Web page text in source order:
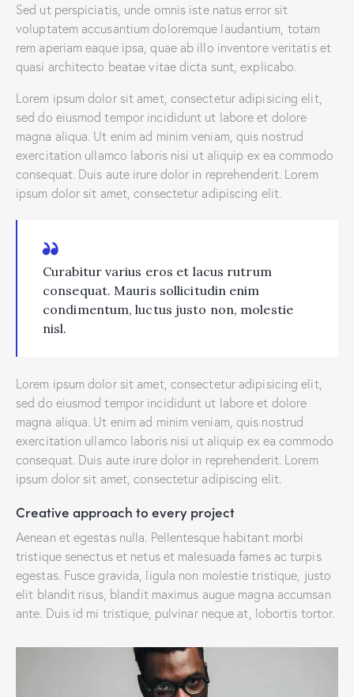
Sed ut perspiciatis, unde omnis iste natus error sit
voluptatem accusantium doloremque laudantium, totam
rem aperiam eaque ipsa, quae ab illo inventore veritatis et
quasi architecto beatae vitae dicta sunt, explicabo.
Lorem ipsum dolor sit amet, consectetur adipisicing elit,
sed do eiusmod tempor incididunt ut labore et dolore
magna aliqua. Ut enim ad minim veniam, quis nostrud
exercitation ullamco laboris nisi ut aliquip ex ea commodo
consequat. Duis aute irure dolor in reprehenderit. Lorem
ipsum dolor sit amet, consectetur adipiscing elit.
Curabitur varius eros et lacus rutrum
consequat. Mauris sollicitudin enim
condimentum, luctus justo non, molestie
nisl.
Lorem ipsum dolor sit amet, consectetur adipisicing elit,
sed do eiusmod tempor incididunt ut labore et dolore
magna aliqua. Ut enim ad minim veniam, quis nostrud
exercitation ullamco laboris nisi ut aliquip ex ea commodo
consequat. Duis aute irure dolor in reprehenderit. Lorem
ipsum dolor sit amet, consectetur adipiscing elit.
Creative approach to every project
Aenean et egestas nulla. Pellentesque habitant morbi
tristique senectus et netus et malesuada fames ac turpis
egestas. Fusce gravida, ligula non molestie tristique, justo
elit blandit risus, blandit maximus augue magna accumsan
ante. Duis id mi tristique, pulvinar neque at, lobortis tortor.